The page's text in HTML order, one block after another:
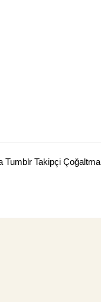
Tumblr Takipçi Çoğaltma